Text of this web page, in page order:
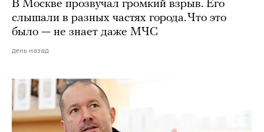
В Москве прозвучал громкий взрыв. Его
слышали в разных частях города. Что это
было — не знает даже МЧС
день назад